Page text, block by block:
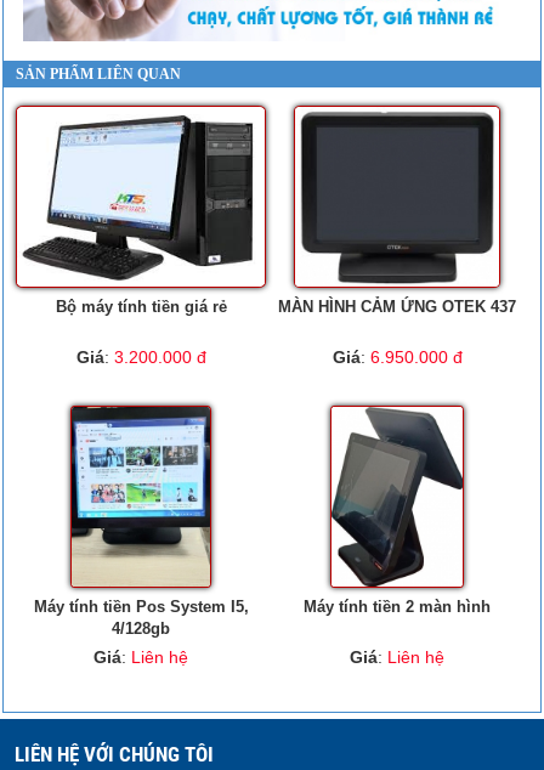
SẢN PHẨM LIÊN QUAN
Bộ máy tính tiền giá rẻ
Giá: 3.200.000 đ
MÀN HÌNH CẢM ỨNG OTEK 437
Giá: 6.950.000 đ
Máy tính tiền Pos System I5,
4/128gb
Giá: Liên hệ
Máy tính tiền 2 màn hình
Giá: Liên hệ
LIÊN HỆ VỚI CHÚNG TÔI